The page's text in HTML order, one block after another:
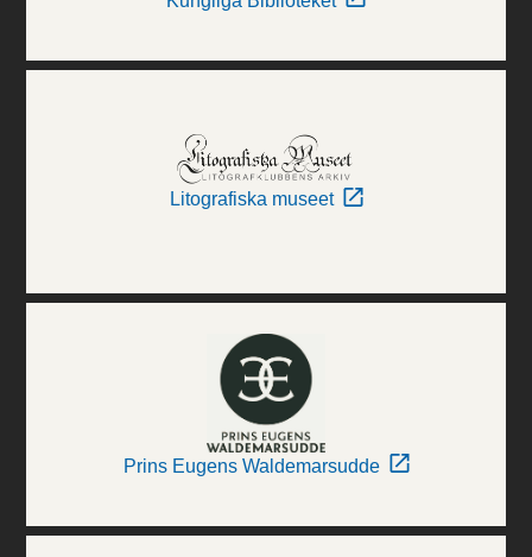
Litografiska museet
Prins Eugens Waldemarsudde